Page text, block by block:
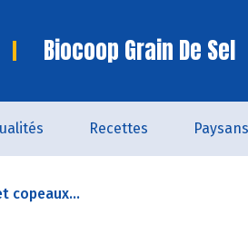
Biocoop Grain De Sel
Recettes
copeaux...